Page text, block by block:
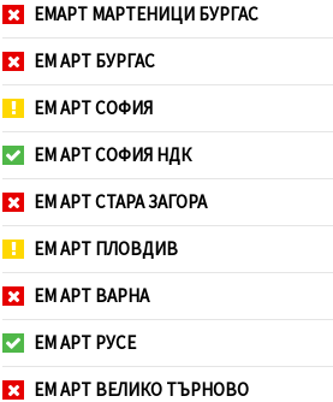
ЕМАРТ МАРТЕНИЦИ БУРГАС
ЕМ АРТ БУРГАС
ЕМ АРТ СОФИЯ
ЕМ АРТ СОФИЯ НДК
ЕМ АРТ СТАРА ЗАГОРА
ЕМ АРТ ПЛОВДИВ
ЕМ АРТ ВАРНА
ЕМ АРТ РУСЕ
ЕМ АРТ ВЕЛИКО ТЪРНОВО